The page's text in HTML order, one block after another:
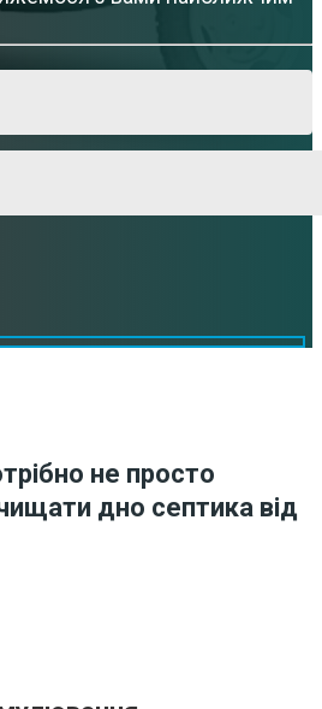
не просто
дно септика від